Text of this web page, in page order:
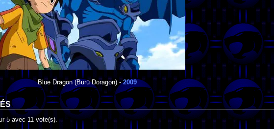
Blue Dragon(Burū Doragon) -2009
5 avec11vote(s).